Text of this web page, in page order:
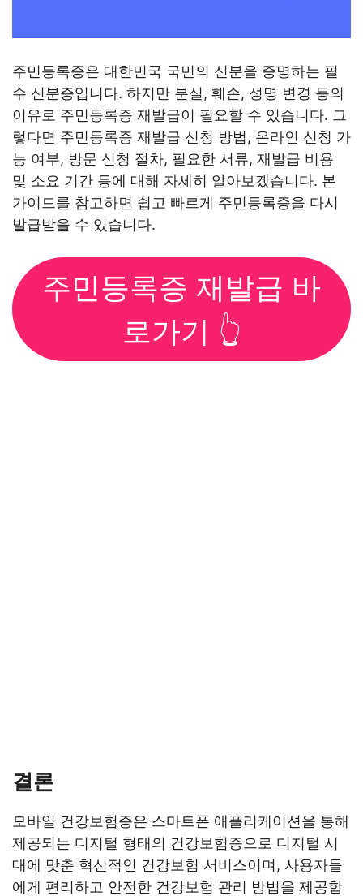
주민등록증은 대한민국 국민의 신분을 증명하는 필
수 신분증입니다. 하지만 분실, 훼손, 성명 변경 등의
이유로 주민등록증 재발급이 필요할 수 있습니다. 그
렇다면 주민등록증 재발급 신청 방법, 온라인 신청 가
능 여부, 방문 신청 절차, 필요한 서류, 재발급 비용
및 소요 기간 등에 대해 자세히 알아보겠습니다. 본
가이드를 참고하면 쉽고 빠르게 주민등록증을 다시
발급받을 수 있습니다.
주민등록증 재발급 바
로가기 👆
결론
모바일 건강보험증은 스마트폰 애플리케이션을 통해
제공되는 디지털 형태의 건강보험증으로 디지털 시
대에 맞춘 혁신적인 건강보험 서비스이며, 사용자들
에게 편리하고 안전한 건강보험 관리 방법을 제공합